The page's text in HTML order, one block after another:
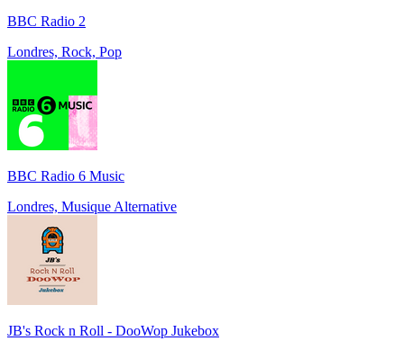
BBC Radio 2
Londres, Rock, Pop
BBC Radio 6 Music
Londres, Musique Alternative
JB's Rock n Roll - DooWop Jukebox